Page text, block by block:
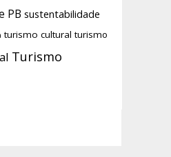
PB sustentabilidade
turismo cultural turismo
Turismo